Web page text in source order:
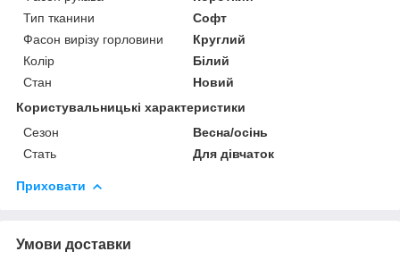
Тип тканини
Софт
Фасон вирізу горловини
Круглий
Колір
Білий
Стан
Новий
Користувальницькі характеристики
Сезон
Весна/осінь
Стать
Для дівчаток
Приховати
Умови доставки